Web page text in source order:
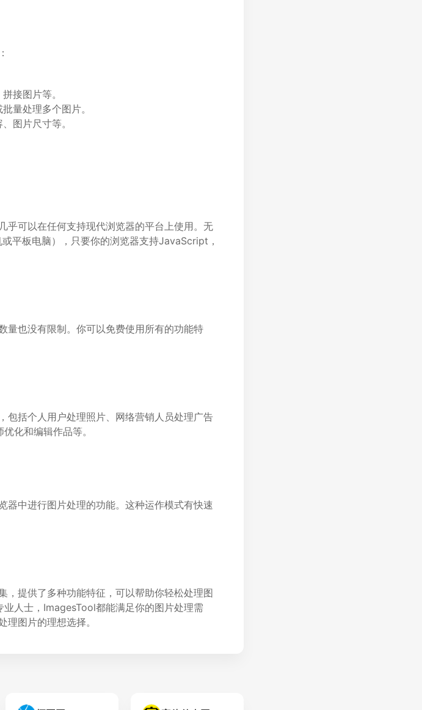
接图片等。
量处理多个图片。
图片尺寸等。
乎可以在任何支持现代浏览器的平台上使用。无
平板电脑），只要你的浏览器支持JavaScript，
量也没有限制。你可以免费使用所有的功能特
包括个人用户处理照片、网络营销人员处理广告
化和编辑作品等。
器中进行图片处理的功能。这种运作模式有快速
，提供了多种功能特征，可以帮助你轻松处理图
人士，ImagesTool都能满足你的图片处理需
图片的理想选择。